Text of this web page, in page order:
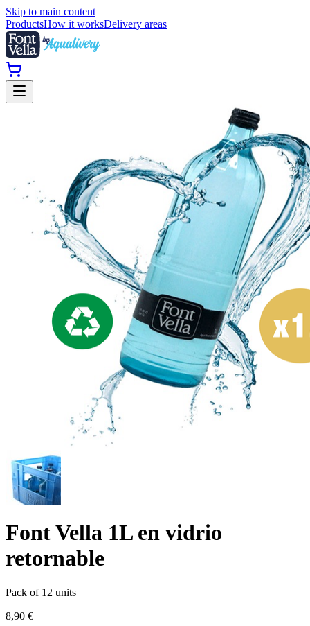
Skip to main content
ProductsHow it worksDelivery areas
Font Vella 1L en vidrio
retornable
Pack of 12 units
8,90 €